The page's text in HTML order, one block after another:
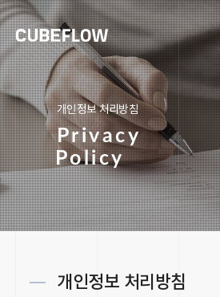
개인정보 처리방침
Privacy
Policy
개인정보 처리방침